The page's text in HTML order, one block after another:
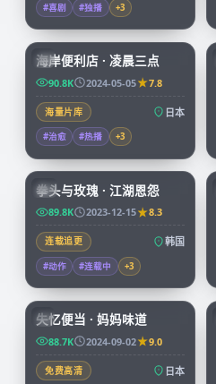
#喜剧 #独播 +3
JP
52:28
海岸便利店 · 凌晨三点
90.8K 2024-05-05 7.8
海量片库 日本
#治愈 #热播 +3
KR
拳头与玫瑰 · 江湖恩怨
89.8K 2023-12-15 8.3
连载追更 韩国
#动作 #连载中 +3
JP
59:19
失忆便当 · 妈妈味道
88.7K 2024-09-02 9.0
免费高清 日本